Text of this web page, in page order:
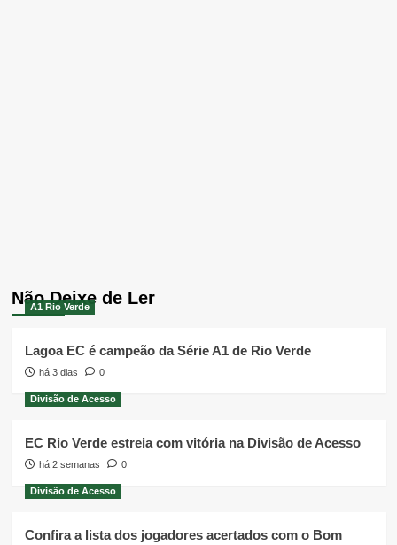
Não Deixe de Ler
A1 Rio Verde
Lagoa EC é campeão da Série A1 de Rio Verde
há 3 dias 0
Divisão de Acesso
EC Rio Verde estreia com vitória na Divisão de Acesso
há 2 semanas 0
Divisão de Acesso
Confira a lista dos jogadores acertados com o Bom